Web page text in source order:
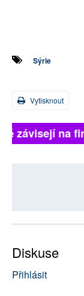
Sýrie
Vytisknout
závisejí na
Diskuse
Přihlásit